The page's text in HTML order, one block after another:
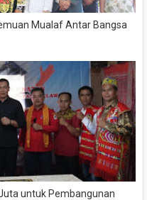
Mualaf Antar Bangsa
untuk Pembangunan